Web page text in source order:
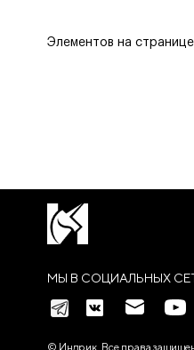
Элементов на
МЫ В СОЦИАЛЬНЫХ
© Индрик. Все права